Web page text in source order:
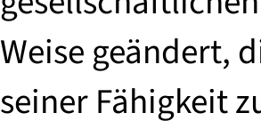
Weise geändert,
seiner Fähigkeit